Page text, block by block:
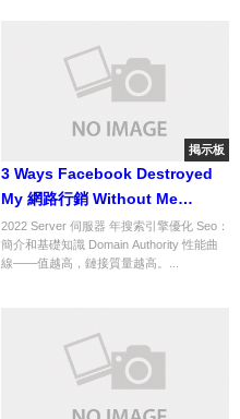
掲示板
3 Ways Facebook Destroyed
My 網路行銷 Without Me
Noticing
2022 Server 伺服器 年搜索引擎優化 Seo：
簡介和基礎知識 Domain Authority 性能曲
線——值越高，鏈接質量越高。...